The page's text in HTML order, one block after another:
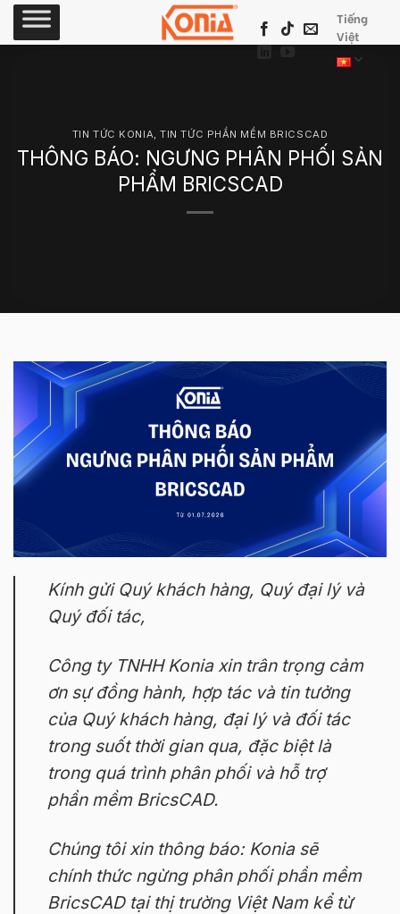
Skip
Tiếng
Việt
TIN TỨC KONIA,TIN TỨC PHẦN MỀM BRICSCAD
THÔNG BÁO: NGƯNG PHÂN PHỐI SẢN
PHẨM BRICSCAD
Kính gửi Quý khách hàng, Quý đại lý và
Quý đối tác,
Công ty TNHH Konia xin trân trọng cảm
ơn sự đồng hành, hợp tác và tin tưởng
của Quý khách hàng, đại lý và đối tác
trong suốt thời gian qua, đặc biệt là
trong quá trình phân phối và hỗ trợ
phần mềm BricsCAD.
Chúng tôi xin thông báo: Konia sẽ
chính thức ngừng phân phối phần mềm
BricsCAD tại thị trường Việt Nam kể từ